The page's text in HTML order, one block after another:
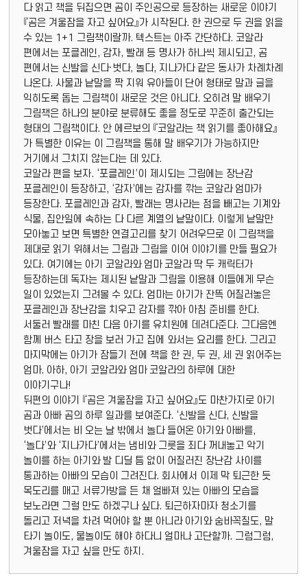
다 읽고 책을 뒤집으면 곰이 주인공으로 등장하는 새로운 이야기
『곰은 겨울잠을 자고 싶어요』가 시작된다. 한 권으로 두 권을 읽을
수 있는 1+1 그림책이랄까. 텍스트는 아주 간단하다. 코알라
편에서는 포클레인, 감자, 빨래 등 명사가 하나씩 제시되고, 곰
편에서는 신발을 신다·벗다, 놀다, 지나가다 같은 동사가 차례차례
나온다. 사물과 낱말을 짝 지워 유아들이 단어 형태로 말과 글을
익히도록 돕는 그림책이 새로운 것은 아니다. 오히려 말 배우기
그림책은 하나의 분야로 분류해도 좋을 정도로 꾸준히 출간되는
형태의 그림책이다. 안 에르보의 『코알라는 책 읽기를 좋아해요』
가 특별한 이유는 이 그림책을 통해 말 배우기가 가능하지만
거기에서 그치지 않는다는 데 있다.
코알라 편을 보자. ‘포클레인’이 제시되는 그림에는 장난감
포클레인이 등장하고, ‘감자’에는 감자를 깎는 코알라 엄마가
등장한다. 포클레인과 감자, 빨래는 명사라는 점을 빼고는 기계와
식물, 집안일에 속하는 다 다른 계열의 낱말이다. 이렇게 낱말만
모아놓고 보면 특별한 연결고리를 찾기 어려우므로 이 그림책을
제대로 읽기 위해서는 그림과 그림을 이어 이야기를 만들 필요가
있다. 여기에는 아기 코알라와 엄마 코알라 딱 두 캐릭터가
등장하는데 독자는 제시된 낱말과 그림을 이용해 이들에게 무슨
일이 있었는지 그려볼 수 있다. 엄마는 아기가 잔뜩 어질러놓은
포클레인과 장난감을 치우고 감자를 깎아 아침 준비를 한다.
서둘러 빨래를 마친 다음 아기를 유치원에 데려다준다. 그다음엔
함께 버스 타고 장을 보러 가고 집에 와서는 요리를 한다. 그리고
마지막에는 아기가 잠들기 전에 책을 한 권, 두 권, 세 권 읽어주는
엄마. 아하, 아기 코알라와 엄마 코알라의 하루에 대한
이야기구나!
뒤편의 이야기 『곰은 겨울잠을 자고 싶어요』도 마찬가지로 아기
곰과 아빠 곰의 하루 일과를 보여준다. ‘신발을 신다, 신발을
벗다’에서는 비 오는 날 밖에서 놀다 들어온 아기와 아빠를,
‘놀다’와 ‘지나가다’에서는 냄비와 그릇을 죄다 꺼내놓고 악기
놀이를 하는 아기와 발 디딜 틈 없이 어질러진 장난감 사이를
통과하는 아빠의 모습이 그려진다. 회사에서 이제 막 퇴근한 듯
목도리를 매고 서류가방을 든 채 얼빠져 있는 아빠의 모습을
보노라면 그럴 만도 하겠구나 싶다. 퇴근하자마자 청소기를
돌리고 저녁을 차려 먹어야 할 뿐 아니라 아기와 숨바꼭질도, 말
타기 놀이도, 물놀이도 해야 하다니 얼마나 고단할까. 그럼그럼,
겨울잠을 자고 싶을 만도 하지.